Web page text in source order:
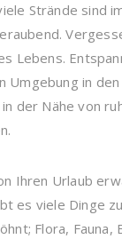
Strände sind
Lebens.
Umgebung in
der Nähe von
Ihren Urlaub
es viele Dinge
Flora, Fauna,